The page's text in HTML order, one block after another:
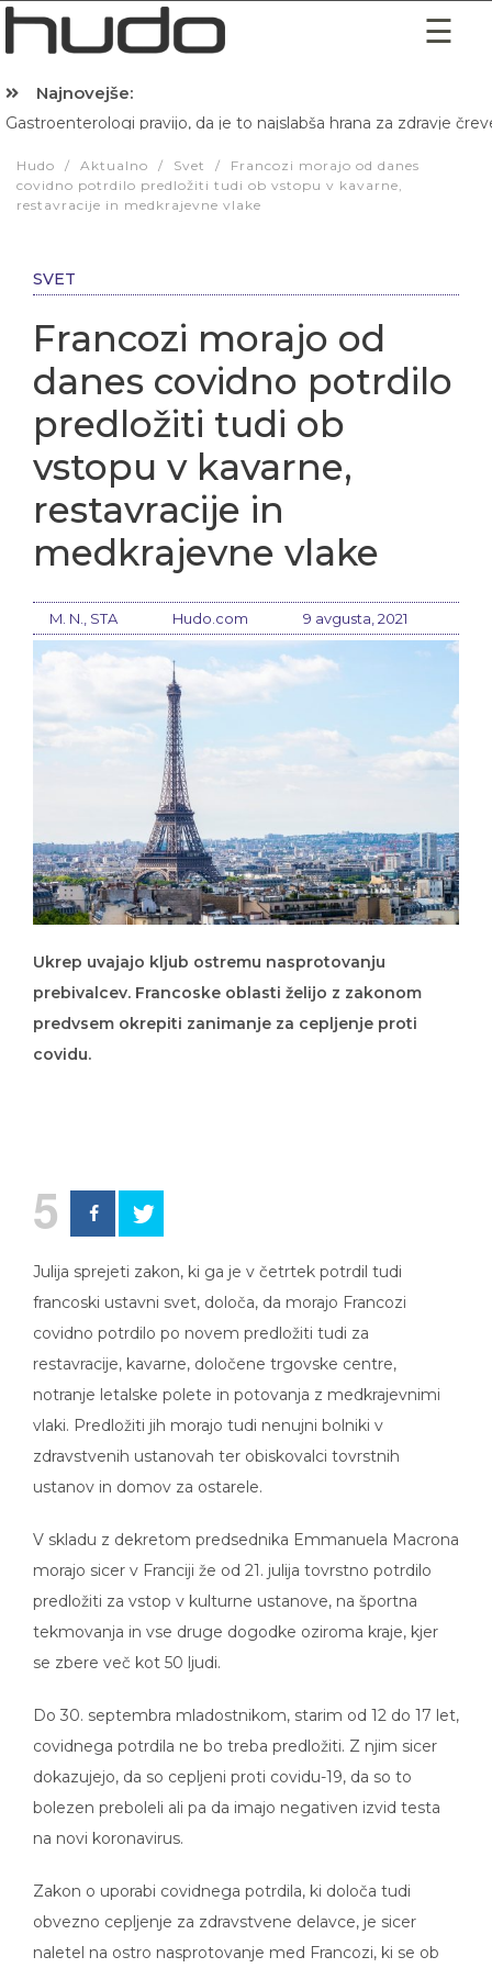
Najnovejše:
Gastroenterologi pravijo, da je to najslabša hrana za zdravje
Hudo / Aktualno / Svet /
Francozi morajo od danes
covidno potrdilo predložiti tudi ob vstopu v kavarne,
restavracije in medkrajevne vlake
SVET
Francozi morajo od
danes covidno potrdilo
predložiti tudi ob
vstopu v kavarne,
restavracije in
medkrajevne vlake
M. N., STA Hudo.com 9 avgusta, 2021
Ukrep uvajajo kljub ostremu nasprotovanju
prebivalcev. Francoske oblasti želijo z zakonom
predvsem okrepiti zanimanje za cepljenje proti
covidu.
5
Julija sprejeti zakon, ki ga je v četrtek potrdil tudi
francoski ustavni svet, določa, da morajo Francozi
covidno potrdilo po novem predložiti tudi za
restavracije, kavarne, določene trgovske centre,
notranje letalske polete in potovanja z medkrajevnimi
vlaki. Predložiti jih morajo tudi nenujni bolniki v
zdravstvenih ustanovah ter obiskovalci tovrstnih
ustanov in domov za ostarele.
V skladu z dekretom predsednika Emmanuela Macrona
morajo sicer v Franciji že od 21. julija tovrstno potrdilo
predložiti za vstop v kulturne ustanove, na športna
tekmovanja in vse druge dogodke oziroma kraje, kjer
se zbere več kot 50 ljudi.
Do 30. septembra mladostnikom, starim od 12 do 17 let,
covidnega potrdila ne bo treba predložiti. Z njim sicer
dokazujejo, da so cepljeni proti covidu-19, da so to
bolezen preboleli ali pa da imajo negativen izvid testa
na novi koronavirus.
Zakon o uporabi covidnega potrdila, ki določa tudi
obvezno cepljenje za zdravstvene delavce, je sicer
naletel na ostro nasprotovanje med Francozi, ki se ob